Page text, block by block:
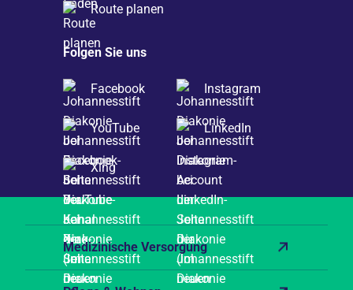
Route planen
Folgen Sie uns
Facebook Instagram
YouTube LinkedIn
Xing
Medizinische Versorgung